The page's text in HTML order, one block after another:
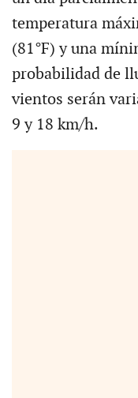
temperatura
(81°F) y una
probabilidad de
vientos serán
9 y 18 km/h.